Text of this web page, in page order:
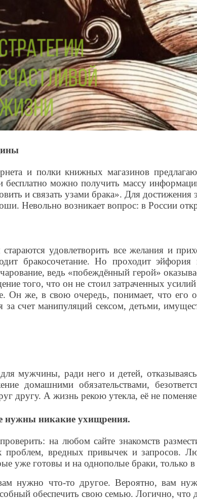
и полки книжных магазинов
можно получить массу
и связать узами брака». Для
Невольно возникает вопрос: в России
удовлетворить все желания и
бракосочетание. Но проходит
ведь «побеждённый герой»
того, что он не стоил затраченных
Он же, в свою очередь, понимает, что его
за счет манипуляций сексом, детьми,
мужчины, ради него и детей,
домашними обязательствами,
другу. А жизнь рекою утекла, её не
нужны никакие ухищрения.
на любом сайте знакомств
проблем, вредных привычек и запросов.
уже готовы и на однополые браки, только
нужно что-то другое. Вероятно, вам
обеспечить свою семью. Логично, что